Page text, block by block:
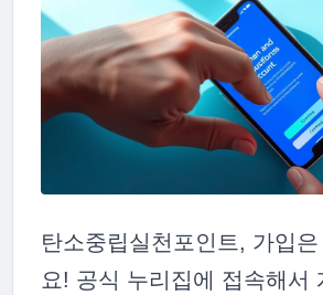
탄소중립실천포인트, 가입
요! 공식 누리집에 접속해서